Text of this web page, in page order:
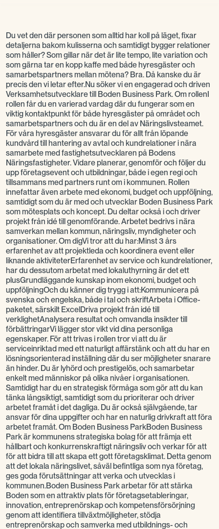
Du vet den där personen som alltid har koll på läget, fixar
detaljerna bakom kulisserna och samtidigt bygger relationer
som håller? Som gillar när det är lite tempo, lite variation och
som gärna tar en kopp kaffe med både hyresgäster och
samarbetspartners mellan mötena? Bra. Då kanske du är
precis den vi letar efter.Nu söker vi en engagerad och driven
Verksamhetsutvecklare till Boden Business Park. Om rollenI
rollen får du en varierad vardag där du fungerar som en
viktig kontaktpunkt för både hyresgäster på området och
samarbetspartners och du är en del av Näringslivsteamet.
För våra hyresgäster ansvarar du för allt från löpande
kundvård till hantering av avtal och kundrelationer i nära
samarbete med fastighetsutvecklaren på Bodens
Näringsfastigheter. Vidare planerar, genomför och följer du
upp företagsevent och utbildningar, både i egen regi och
tillsammans med partners runt om i kommunen. Rollen
innefattar även arbete med ekonomi, budget och uppföljning,
samtidigt som du är med och utvecklar Boden Business Park
som mötesplats och koncept. Du deltar också i och driver
projekt från idé till genomförande. Arbetet bedrivs i nära
samverkan mellan kommun, näringsliv, myndigheter och
organisationer. Om digVi tror att du har:Minst 3 års
erfarenhet av att projektleda och koordinera event eller
liknande aktiviteterErfarenhet av service och kundrelationer,
har du dessutom arbetat med lokaluthyrning är det ett
plusGrundläggande kunskap inom ekonomi, budget och
uppföljningOch du känner dig trygg i att:Kommunicera på
svenska och engelska, både i tal och skriftArbeta i Office-
paketet, särskilt ExcelDriva projekt från idé till
verklighetAnalysera resultat och omvandla insikter till
förbättringarVi lägger stor vikt vid dina personliga
egenskaper. För att trivas i rollen tror vi att du är
serviceinriktad med ett naturligt affärstänk och att du har en
lösningsorienterad inställning där du ser möjligheter snarare
än hinder. Du är lyhörd och prestigelös, och samarbetar
enkelt med människor på olika nivåer i organisationen.
Samtidigt har du en strategisk förmåga som gör att du kan
tänka långsiktigt, samtidigt som du prioriterar och driver
arbetet framåt i det dagliga. Du är också självgående, tar
ansvar för dina uppgifter och har en naturlig drivkraft att föra
arbetet framåt. Om Boden Business ParkBoden Business
Park är kommunens strategiska bolag för att främja ett
hållbart och konkurrenskraftigt näringsliv och verkar för att
för att bidra till att skapa ett gott företagsklimat. Detta genom
att det lokala näringslivet, såväl befintliga som nya företag,
ges goda förutsättningar att verka och utvecklas i
kommunen.Boden Business Park arbetar för att stärka
Boden som en attraktiv plats för företagsetableringar,
innovation, entreprenörskap och kompetensförsörjning
genom att identifiera tillväxtmöjligheter, stödja
entreprenörskap och samverka med utbildnings- och